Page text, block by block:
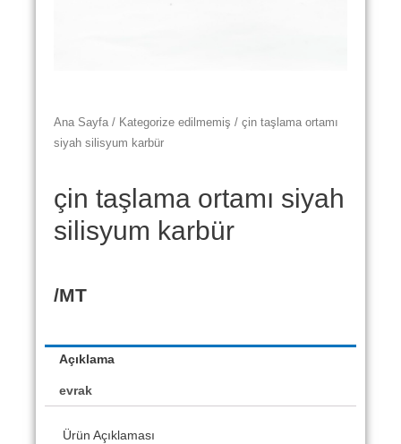
Ana Sayfa / Kategorize edilmemiş / çin taşlama ortamı
siyah silisyum karbür
çin taşlama ortamı siyah
silisyum karbür
/MT
Açıklama
evrak
Ürün Açıklaması